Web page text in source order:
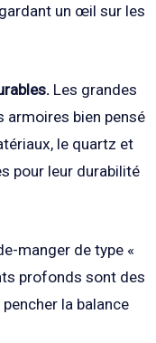
un œil sur les
Les grandes
armoires bien pensé
le quartz et
pour leur durabilité
manger de type «
profonds sont des
la balance